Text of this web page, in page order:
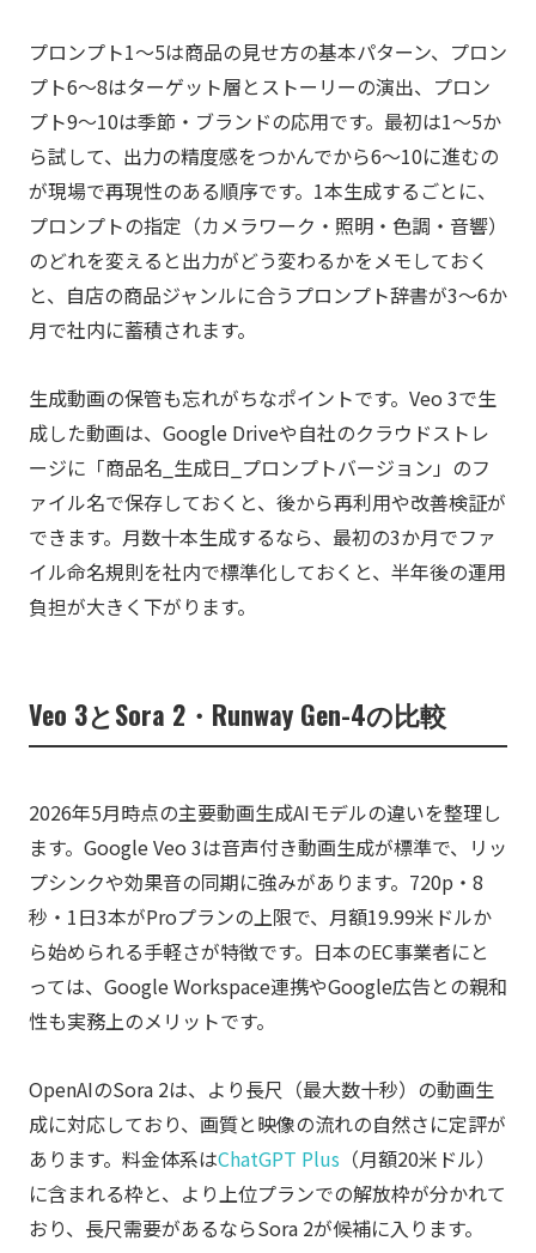
プロンプト1〜5は商品の見せ方の基本パターン、プロン
プト6〜8はターゲット層とストーリーの演出、プロン
プト9〜10は季節・ブランドの応用です。最初は1〜5か
ら試して、出力の精度感をつかんでから6〜10に進むの
が現場で再現性のある順序です。1本生成するごとに、
プロンプトの指定（カメラワーク・照明・色調・音響）
のどれを変えると出力がどう変わるかをメモしておく
と、自店の商品ジャンルに合うプロンプト辞書が3〜6か
月で社内に蓄積されます。
生成動画の保管も忘れがちなポイントです。Veo 3で生
成した動画は、Google Driveや自社のクラウドストレ
ージに「商品名_生成日_プロンプトバージョン」のフ
ァイル名で保存しておくと、後から再利用や改善検証が
できます。月数十本生成するなら、最初の3か月でファ
イル命名規則を社内で標準化しておくと、半年後の運用
負担が大きく下がります。
Veo 3とSora 2・Runway Gen-4の比較
2026年5月時点の主要動画生成AIモデルの違いを整理し
ます。Google Veo 3は音声付き動画生成が標準で、リッ
プシンクや効果音の同期に強みがあります。720p・8
秒・1日3本がProプランの上限で、月額19.99米ドルか
ら始められる手軽さが特徴です。日本のEC事業者にと
っては、Google Workspace連携やGoogle広告との親和
性も実務上のメリットです。
OpenAIのSora 2は、より長尺（最大数十秒）の動画生
成に対応しており、画質と映像の流れの自然さに定評が
あります。料金体系はChatGPT Plus （月額20米ドル）
に含まれる枠と、より上位プランでの解放枠が分かれて
おり、長尺需要があるならSora 2が候補に入ります。